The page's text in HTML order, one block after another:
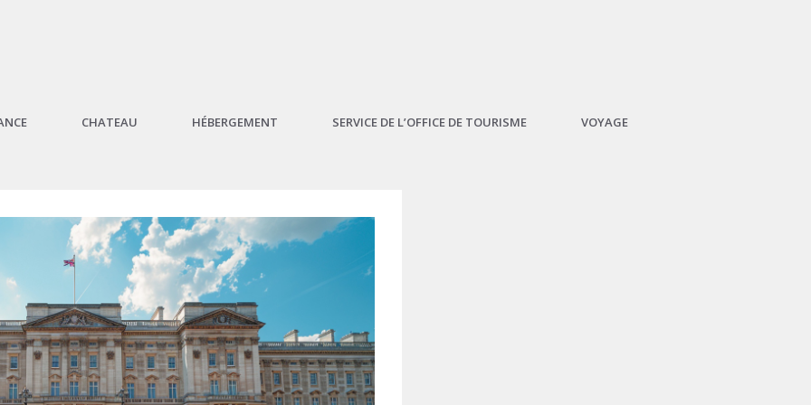
CHATEAU HÉBERGEMENT SERVICE DE L’OFFICE DE TOURISME VOYAGE